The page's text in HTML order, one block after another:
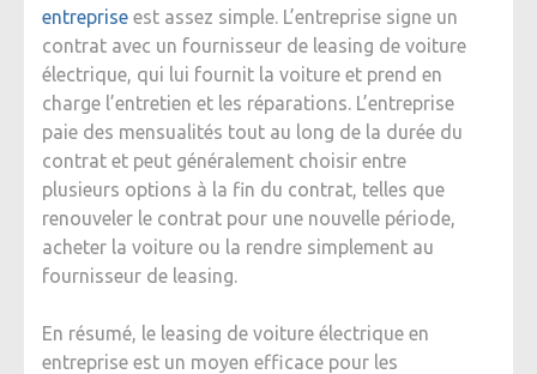
entreprise est assez simple. L’entreprise signe un
contrat avec un fournisseur de leasing de voiture
électrique, qui lui fournit la voiture et prend en
charge l’entretien et les réparations. L’entreprise
paie des mensualités tout au long de la durée du
contrat et peut généralement choisir entre
plusieurs options à la fin du contrat, telles que
renouveler le contrat pour une nouvelle période,
acheter la voiture ou la rendre simplement au
fournisseur de leasing.
En résumé, le leasing de voiture électrique en
entreprise est un moyen efficace pour les